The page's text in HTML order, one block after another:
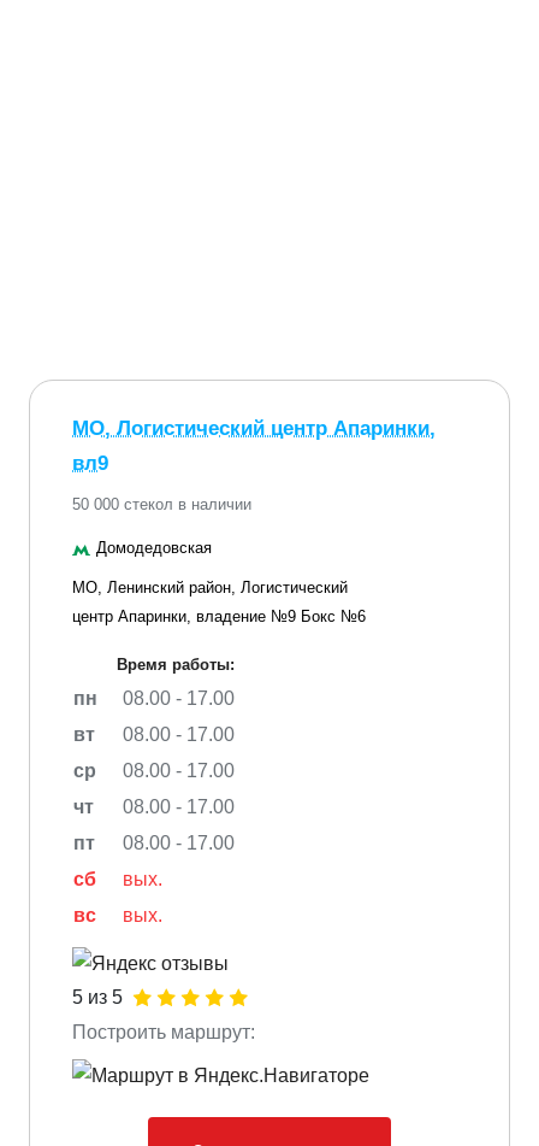
МО, Логистический центр Апаринки,
вл9
50 000 стекол в наличии
Домодедовская
МО, Ленинский район, Логистический
центр Апаринки, владение №9 Бокс №6
Время работы:
пн
08.00 - 17.00
вт
08.00 - 17.00
ср
08.00 - 17.00
чт
08.00 - 17.00
пт
08.00 - 17.00
сб
вых.
вс
вых.
5 из 5
Построить маршрут: